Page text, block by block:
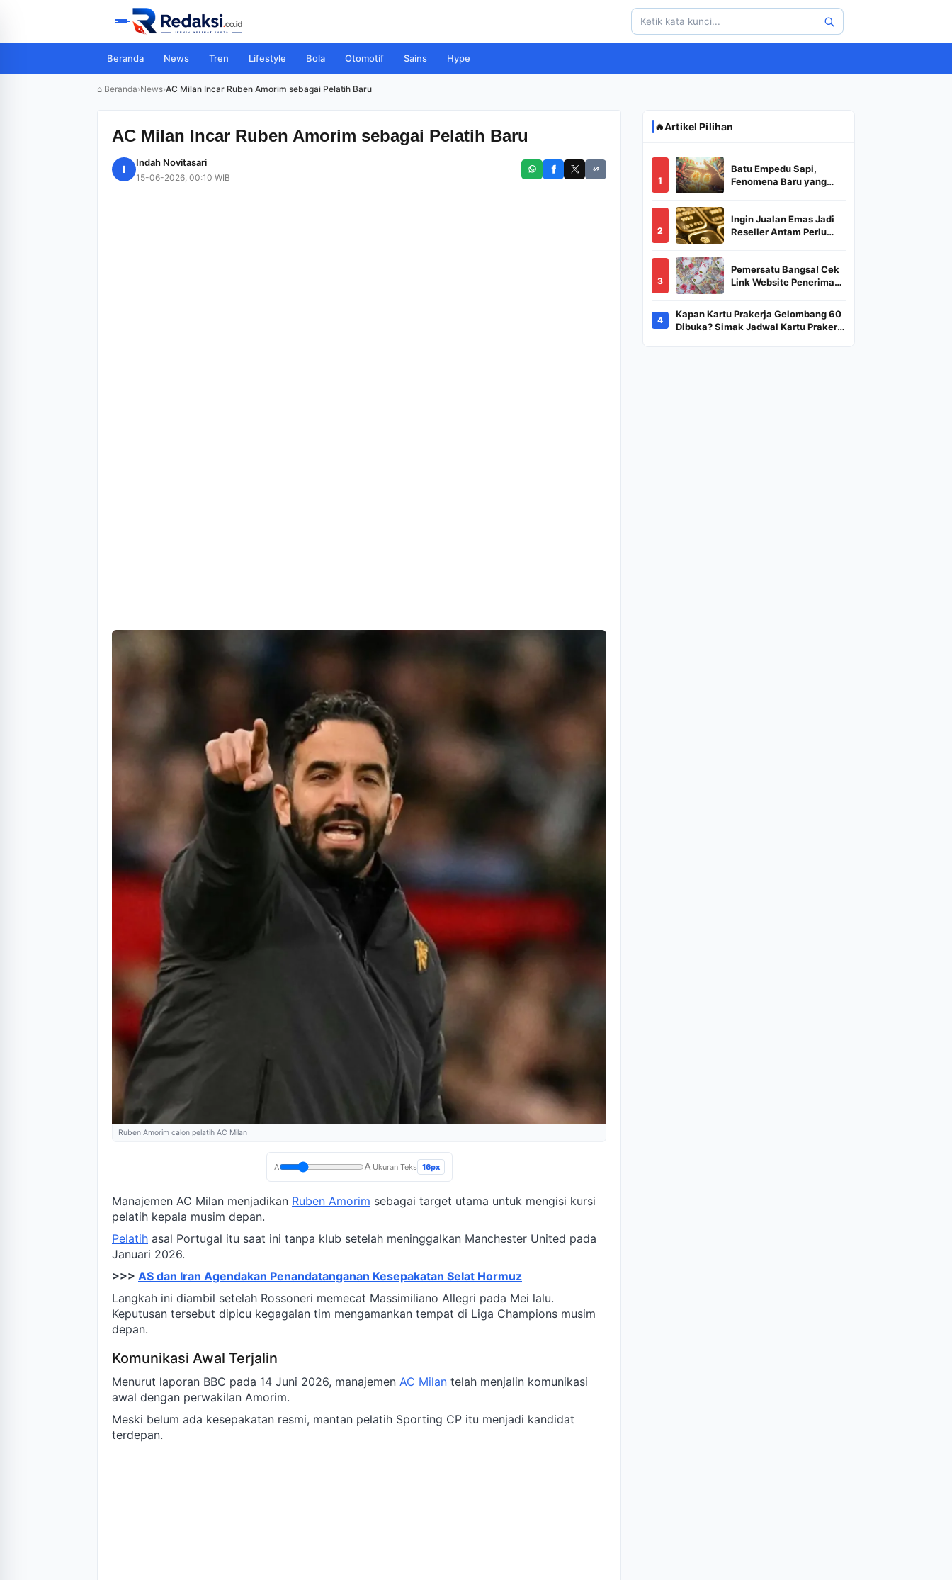
Beranda News Tren Lifestyle Bola Otomotif Sains Hype
⌂ Beranda›News›AC Milan Incar Ruben Amorim sebagai Pelatih Baru
AC Milan Incar Ruben Amorim sebagai Pelatih Baru
I
Indah Novitasari
15-06-2026, 00:10 WIB
Ruben Amorim calon pelatih AC Milan
A A Ukuran Teks 16px
Manajemen AC Milan menjadikan Ruben Amorim sebagai target utama untuk mengisi kursi
pelatih kepala musim depan.
Pelatih asal Portugal itu saat ini tanpa klub setelah meninggalkan Manchester United pada
Januari 2026.
>>> AS dan Iran Agendakan Penandatanganan Kesepakatan Selat Hormuz
Langkah ini diambil setelah Rossoneri memecat Massimiliano Allegri pada Mei lalu.
Keputusan tersebut dipicu kegagalan tim mengamankan tempat di Liga Champions musim
depan.
Komunikasi Awal Terjalin
Menurut laporan BBC pada 14 Juni 2026, manajemen AC Milan telah menjalin komunikasi
awal dengan perwakilan Amorim.
Meski belum ada kesepakatan resmi, mantan pelatih Sporting CP itu menjadi kandidat
terdepan.
🔥Artikel Pilihan
1
Batu Empedu Sapi,
Fenomena Baru yang
2
Ingin Jualan Emas Jadi
Reseller Antam Perlu
Bagaimana
Prosedurnya?
3
Pemersatu Bangsa! Cek
Link Website Penerima
Dana Rp600 Ribu Rupiah
4
Kapan Kartu Prakerja Gelombang 60
Dibuka? Simak Jadwal Kartu Prakerja